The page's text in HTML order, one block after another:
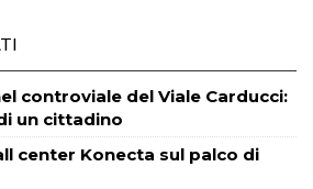
controviale del Viale Carducci:
un cittadino
center Konecta sul palco di